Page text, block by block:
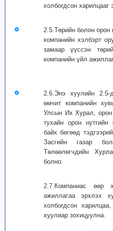
холбогдсон харилцааг
2.5.Төрийн болон орон
компанийн хэлбэрт
замаар үүссэн
компанийн үйл
2.6.Энэ хуулийн 2.5-
өмчит компанийн
Улсын Их Хурал, орон
тухайн орон нутгийн
байх бөгөөд
Засгийн газар
Төлөөлөгчдийн
болно.
2.7.Компаниас өөр
ажиллагаа эрхлэх
холбогдсон
хуулиар зохицуулна.